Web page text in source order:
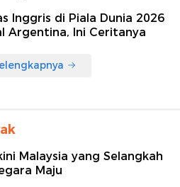
Inggris di Piala Dunia 2026
Argentina, Ini Ceritanya
Malaysia yang Selangkah
Maju